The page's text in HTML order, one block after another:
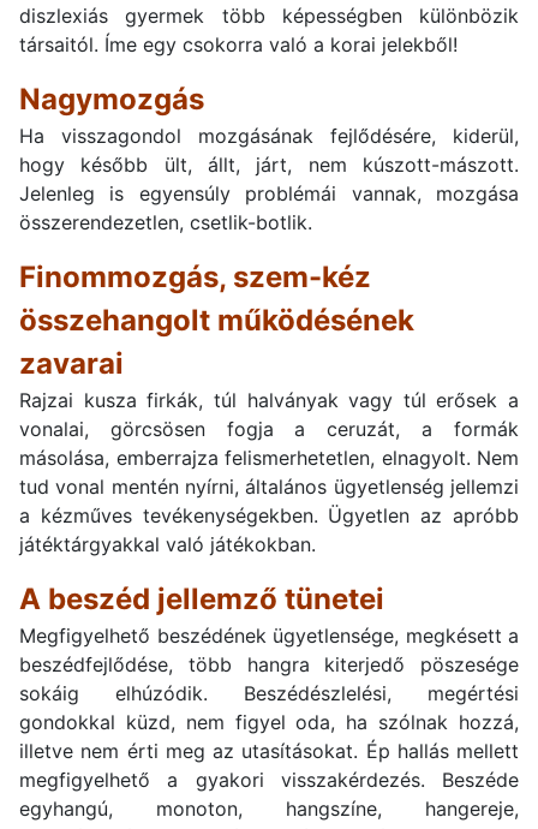
diszlexiás gyermek több képességben különbözik
társaitól. Íme egy csokorra való a korai jelekből!
Nagymozgás
Ha visszagondol mozgásának fejlődésére, kiderül,
hogy később ült, állt, járt, nem kúszott-mászott.
Jelenleg is egyensúly problémái vannak, mozgása
összerendezetlen, csetlik-botlik.
Finommozgás, szem-kéz
összehangolt működésének
zavarai
Rajzai kusza firkák, túl halványak vagy túl erősek a
vonalai, görcsösen fogja a ceruzát, a formák
másolása, emberrajza felismerhetetlen, elnagyolt. Nem
tud vonal mentén nyírni, általános ügyetlenség jellemzi
a kézműves tevékenységekben. Ügyetlen az apróbb
játéktárgyakkal való játékokban.
A beszéd jellemző tünetei
Megfigyelhető beszédének ügyetlensége, megkésett a
beszédfejlődése, több hangra kiterjedő pöszesége
sokáig elhúzódik. Beszédészlelési, megértési
gondokkal küzd, nem figyel oda, ha szólnak hozzá,
illetve nem érti meg az utasításokat. Ép hallás mellett
megfigyelhető a gyakori visszakérdezés. Beszéde
egyhangú, monoton, hangszíne, hangereje,